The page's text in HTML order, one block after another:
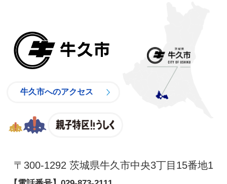
牛久市へのアクセス
〒300-1292 茨城県牛久市中央3丁目15番地1